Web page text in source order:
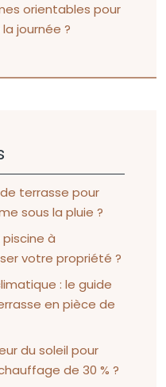
orientables pour
journée ?
terrasse pour
sous la pluie ?
à
votre propriété ?
: le guide
en pièce de
du soleil pour
de 30 % ?